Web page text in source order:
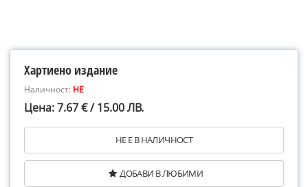
Хартиено издание
Наличност: НЕ
Цена: 7.67 € / 15.00 ЛВ.
НЕ Е В НАЛИЧНОСТ
ДОБАВИ В ЛЮБИМИ